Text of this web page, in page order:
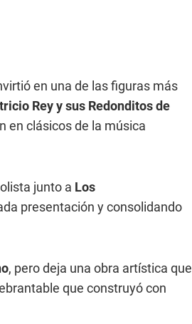
en una de las figuras más
Rey y sus Redonditos de
en clásicos de la música
junto a Los
presentación y consolidando
, pero deja una obra artística que
que construyó con